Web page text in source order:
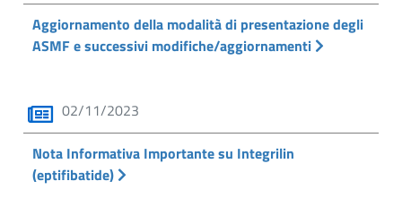
Aggiornamento della modalità di presentazione degli
ASMF e successivi modifiche/aggiornamenti
02/11/2023
Nota Informativa Importante su Integrilin
(eptifibatide)